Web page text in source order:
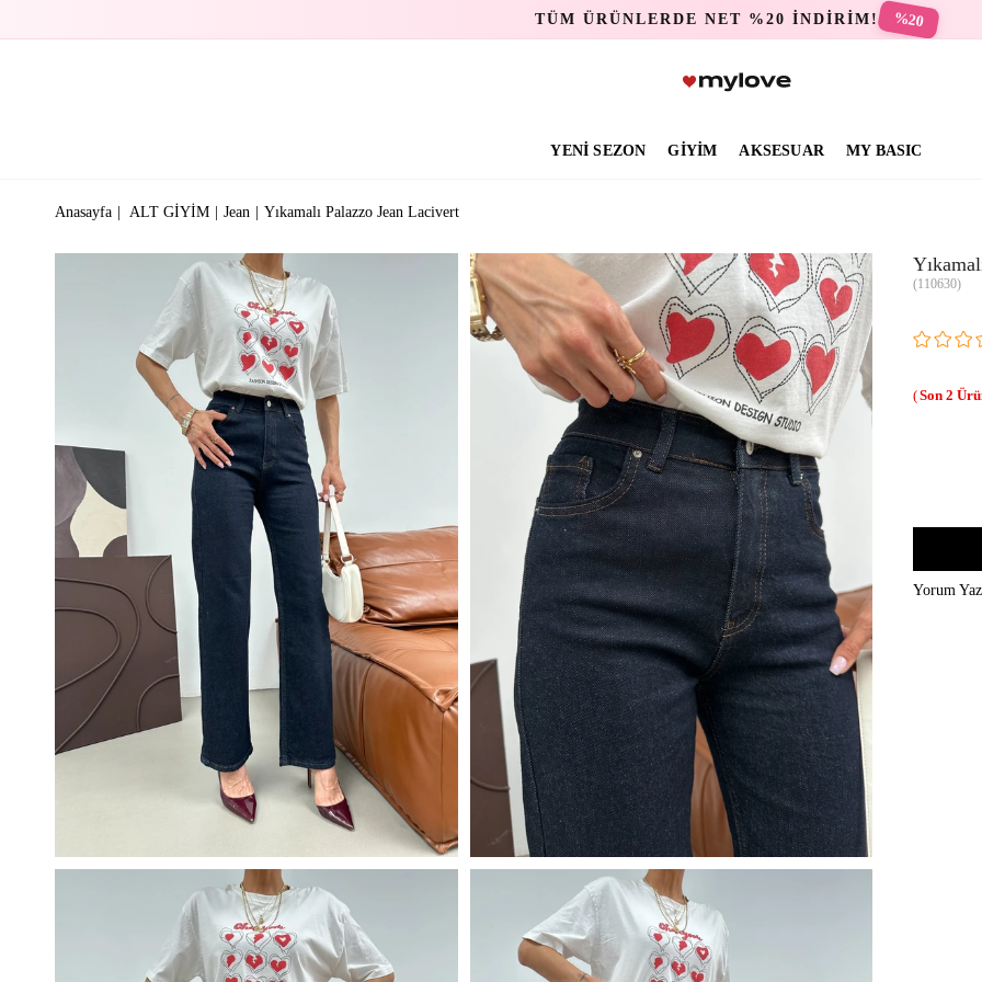
TÜM ÜRÜNLERDE NET %20 İNDİRİM! %20
YENİ SEZON GİYİM AKSESUAR MY BASIC
Anasayfa ALT GİYİM Jean Yıkamalı Palazzo Jean Lacivert
(110630)
2
Yorum Yaz